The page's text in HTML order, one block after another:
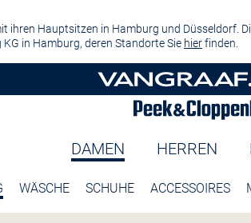
ihren Hauptsitzen in Hamburg und Düsseldorf.
in Hamburg, deren Standorte Sie hierfinden.
DAMEN HERREN
WÄSCHE SCHUHE ACCESSOIRES